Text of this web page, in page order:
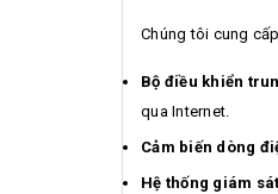
Chúng tôi cung
Bộ điều khiển
qua Internet.
Cảm biến dòng
Hệ thống giám